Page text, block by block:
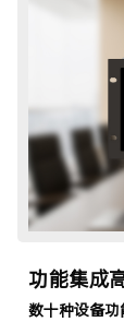
功能集成
数十种设备